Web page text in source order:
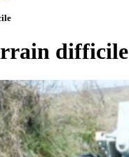
difficile